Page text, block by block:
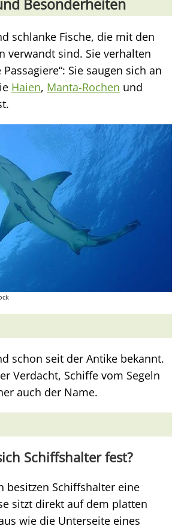
Besonderheiten
schlanke Fische, die mit den
verwandt sind. Sie verhalten
Sie saugen sich an
Haien, Manta-Rochen und
schon seit der Antike bekannt.
Verdacht, Schiffe vom Segeln
auch der Name.
Schiffshalter fest?
besitzen Schiffshalter eine
sitzt direkt auf dem platten
wie die Unterseite eines